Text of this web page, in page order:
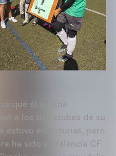
él estaría
a los dos clubes de su
estuvo en Asturias, pero
ha sido el Valencia CF